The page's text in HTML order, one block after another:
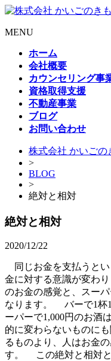
MENU
ホーム
会社概要
カウンセリング事
資格取得支援
不動産事業
ブログ
お問い合わせ
株式会社 かいごの
>
BLOG
>
絶対と相対
絶対と相対
2020/12/22
同じお金を支払うとい
金に対する意識が変わ
のお金の感覚と、スー
なります。 バーで1杯
ーパーで1,000円のお
的に変わらないものに
るものより、人はお金
す。 この絶対と相対と